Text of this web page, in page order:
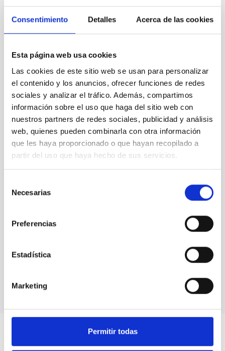
Consentimiento Detalles Acerca de las cookies
Esta página web usa cookies
Las cookies de este sitio web se usan para personalizar
el contenido y los anuncios, ofrecer funciones de redes
sociales y analizar el tráfico. Además, compartimos
información sobre el uso que haga del sitio web con
nuestros partners de redes sociales, publicidad y análisis
web, quienes pueden combinarla con otra información
que les haya proporcionado o que hayan recopilado a
partir del uso que haya hecho de sus servicios.
Necesarias
Preferencias
Estadística
Marketing
Permitir todas
MAGEC
Majorca Canary Survey of very fast moving sky object
Experimento Ø 90.00 cm
Estructuras cósmicas a escalas angulares intermedias